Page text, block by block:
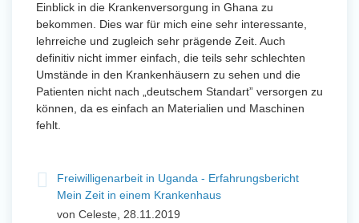
Einblick in die Krankenversorgung in Ghana zu
bekommen. Dies war für mich eine sehr interessante,
lehrreiche und zugleich sehr prägende Zeit. Auch
definitiv nicht immer einfach, die teils sehr schlechten
Umstände in den Krankenhäusern zu sehen und die
Patienten nicht nach „deutschem Standart” versorgen zu
können, da es einfach an Materialien und Maschinen
fehlt.
Freiwilligenarbeit in Uganda - Erfahrungsbericht
Mein Zeit in einem Krankenhaus
von Celeste, 28.11.2019